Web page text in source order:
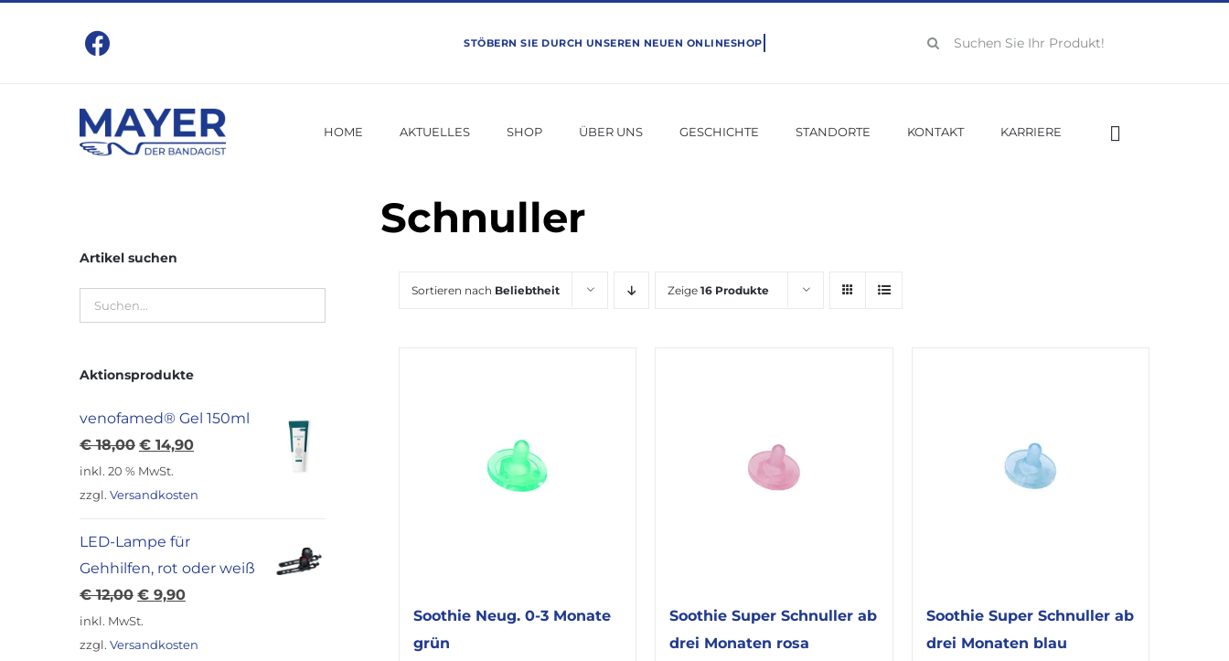
Suche
HOME AKTUELLES SHOP ÜBER UNS GESCHICHTE STANDORTE KONTAKT KARRIERE
Schnuller
Sortieren nach Beliebtheit Zeige16 Produkte
Soothie Neug. 0-3 Monate
grün
Soothie Super Schnuller ab
drei Monaten rosa
Soothie Super Schnuller ab
drei Monaten blau
Artikel suchen
Aktionsprodukte
venofamed® Gel 150ml
€18,00 Ursprünglicher
Preis
war:
€ 14,90Aktueller
ist:
inkl. 20 % MwSt.
zzgl. Versandkosten
LED-Lampe für
Gehhilfen, rot oder weiß
€12,00 Ursprünglicher
Preis
war:
€ 9,90Aktueller
ist:
inkl. MwSt.
zzgl. Versandkosten